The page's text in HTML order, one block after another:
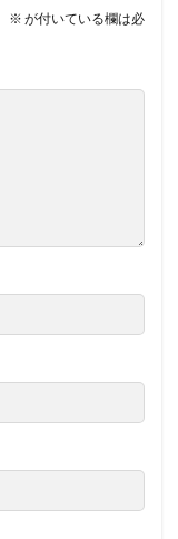
※ が付いている欄は必